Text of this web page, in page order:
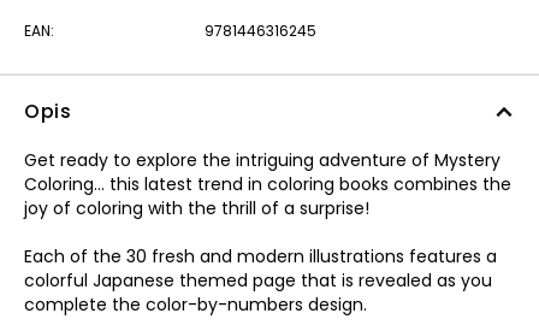
EAN: 9781446316245
Opis
Get ready to explore the intriguing adventure of Mystery
Coloring... this latest trend in coloring books combines the
joy of coloring with the thrill of a surprise!
Each of the 30 fresh and modern illustrations features a
colorful Japanese themed page that is revealed as you
complete the color-by-numbers design.